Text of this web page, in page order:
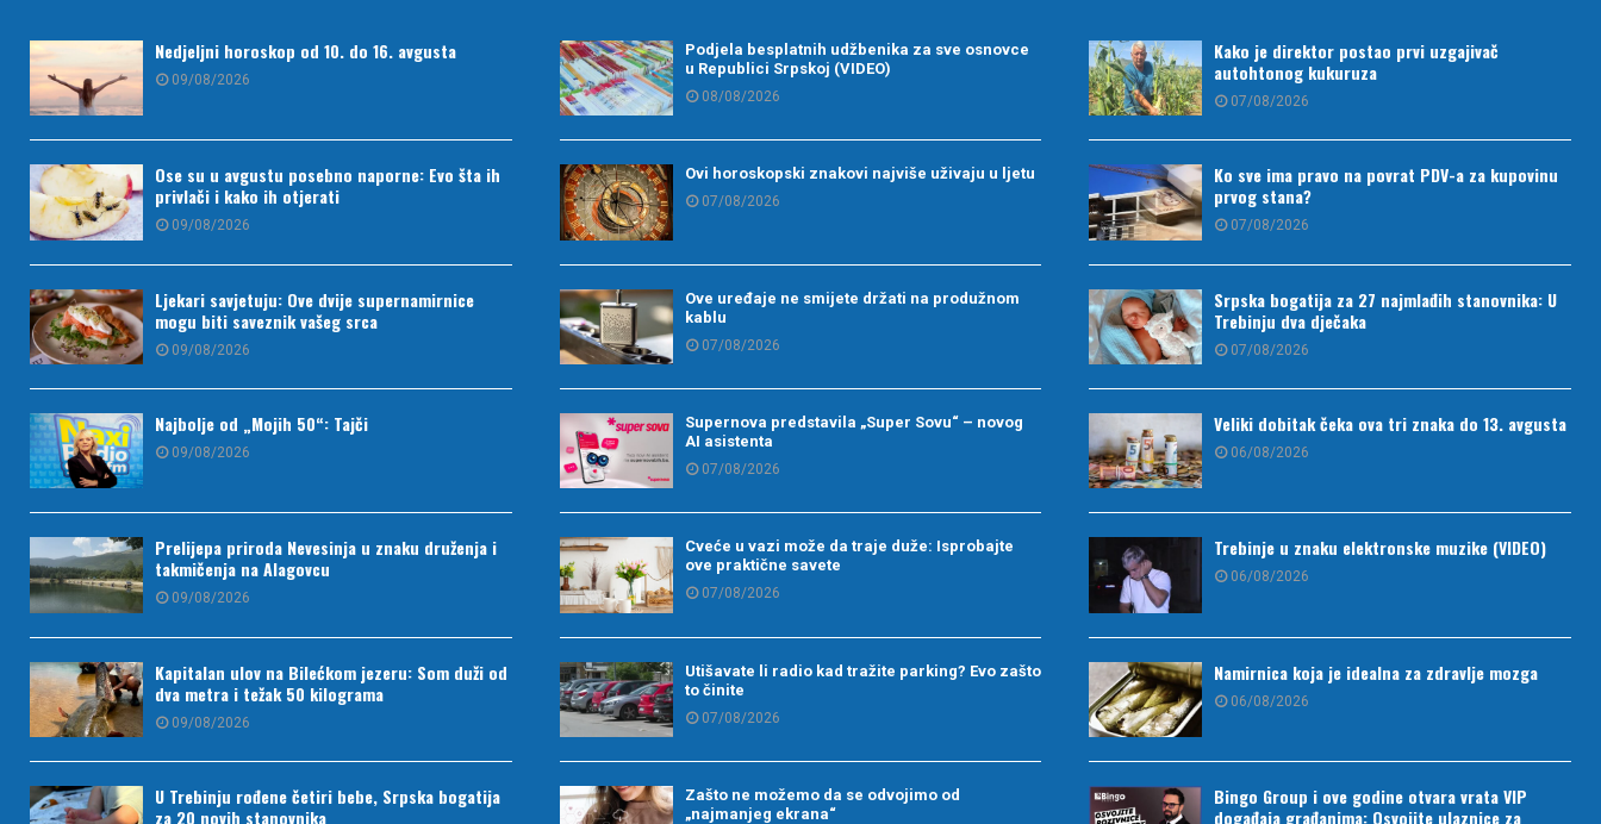
Nedjeljni horoskop od 10. do 16. avgusta
09/08/2026
Ose su u avgustu posebno naporne: Evo šta ih
privlači i kako ih otjerati
09/08/2026
Ljekari savjetuju: Ove dvije supernamirnice
mogu biti saveznik vašeg srca
09/08/2026
Najbolje od „Mojih 50“: Tajči
09/08/2026
Prelijepa priroda Nevesinja u znaku druženja i
takmičenja na Alagovcu
09/08/2026
Kapitalan ulov na Bilećkom jezeru: Som duži od
dva metra i težak 50 kilograma
09/08/2026
U Trebinju rođene četiri bebe, Srpska bogatija
za 20 novih stanovnika
Podjela besplatnih udžbenika za sve osnovce
u Republici Srpskoj (VIDEO)
08/08/2026
Ovi horoskopski znakovi najviše uživaju u ljetu
07/08/2026
Ove uređaje ne smijete držati na produžnom
kablu
07/08/2026
Supernova predstavila „Super Sovu“ – novog
AI asistenta
07/08/2026
Cveće u vazi može da traje duže: Isprobajte
ove praktične savete
07/08/2026
Utišavate li radio kad tražite parking? Evo zašto
to činite
07/08/2026
Zašto ne možemo da se odvojimo od
„najmanjeg ekrana“
Kako je direktor postao prvi uzgajivač
autohtonog kukuruza
07/08/2026
Ko sve ima pravo na povrat PDV-a za kupovinu
prvog stana?
07/08/2026
Srpska bogatija za 27 najmlađih stanovnika: U
Trebinju dva dječaka
07/08/2026
Veliki dobitak čeka ova tri znaka do 13. avgusta
06/08/2026
Trebinje u znaku elektronske muzike (VIDEO)
06/08/2026
Namirnica koja je idealna za zdravlje mozga
06/08/2026
Bingo Group i ove godine otvara vrata VIP
događaja građanima: Osvojite ulaznice za